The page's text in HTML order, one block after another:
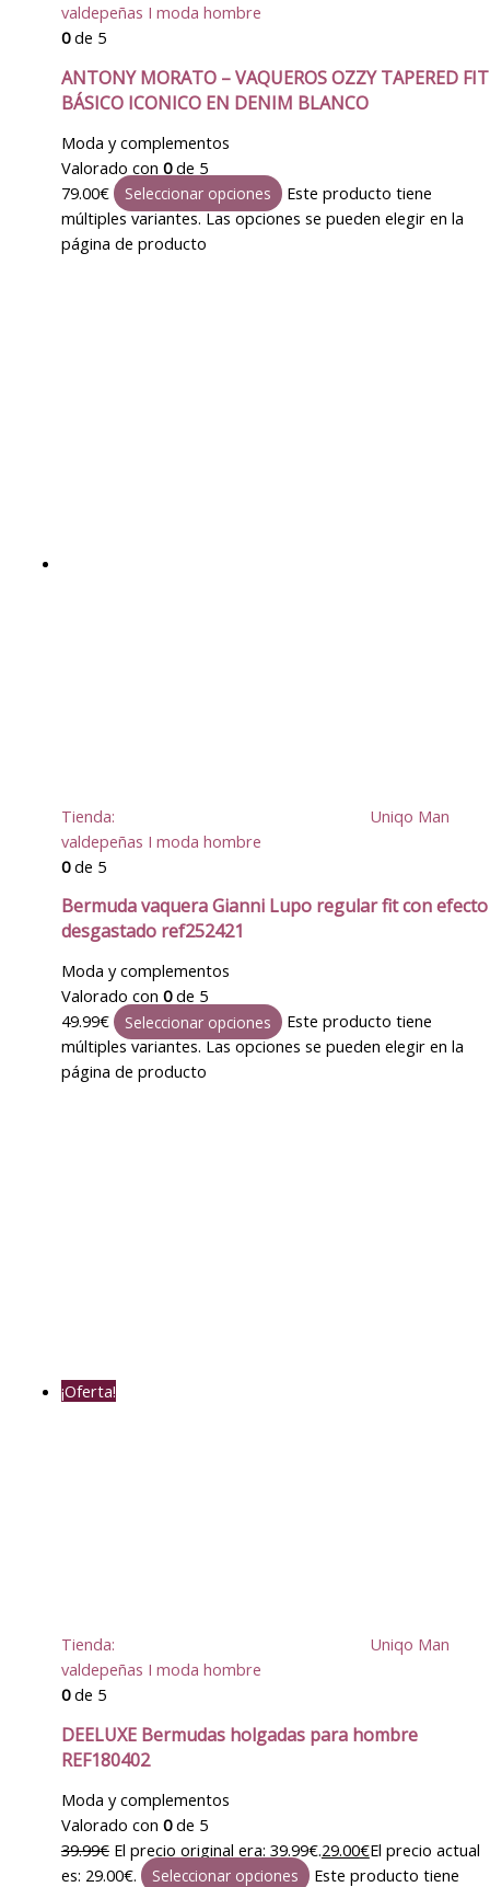
valdepeñas I moda hombre
0de 5
ANTONY MORATO – VAQUEROS OZZY TAPERED FIT
BÁSICO ICONICO EN DENIM BLANCO
Moda y complementos
Valorado con 0de 5
79.00€ Seleccionar opciones
Este producto tiene
múltiples variantes. Las opciones se pueden elegir en la
página de producto
Tienda:
Uniqo Man
valdepeñas I moda hombre
0de 5
Bermuda vaquera Gianni Lupo regular fit con efecto
desgastado ref252421
Moda y complementos
Valorado con 0de 5
49.99€ Seleccionar opciones
Este producto tiene
múltiples variantes. Las opciones se pueden elegir en la
página de producto
¡Oferta!
Tienda:
Uniqo Man
valdepeñas I moda hombre
0de 5
DEELUXE Bermudas holgadas para hombre
REF180402
Moda y complementos
Valorado con 0de 5
39.99€ El precio original era: 39.99€.29.00€El precio actual
es: 29.00€.
Seleccionar opciones Este producto tiene